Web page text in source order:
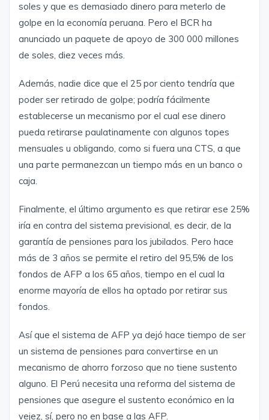
soles y que es demasiado dinero para meterlo de
golpe en la economía peruana. Pero el BCR ha
anunciado un paquete de apoyo de 300 000 millones
de soles, diez veces más.
Además, nadie dice que el 25 por ciento tendría que
poder ser retirado de golpe; podría fácilmente
establecerse un mecanismo por el cual ese dinero
pueda retirarse paulatinamente con algunos topes
mensuales u obligando, como si fuera una CTS, a que
una parte permanezcan un tiempo más en un banco o
caja.
Finalmente, el último argumento es que retirar ese 25%
iría en contra del sistema previsional, es decir, de la
garantía de pensiones para los jubilados. Pero hace
más de 3 años se permite el retiro del 95,5% de los
fondos de AFP a los 65 años, tiempo en el cual la
enorme mayoría de ellos ha optado por retirar sus
fondos.
Así que el sistema de AFP ya dejó hace tiempo de ser
un sistema de pensiones para convertirse en un
mecanismo de ahorro forzoso que no tiene sustento
alguno. El Perú necesita una reforma del sistema de
pensiones que asegure el sustento económico en la
vejez, sí, pero no en base a las AFP.